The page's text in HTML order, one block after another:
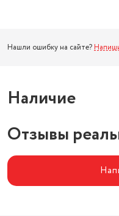
Нашли ошибку на сайте?
Наличие
Отзывы